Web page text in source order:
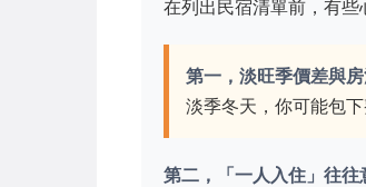
在列出民宿清單前，有些
第一，淡旺季價差與房
淡季冬天，你可能包
第二，「一人入住」往往